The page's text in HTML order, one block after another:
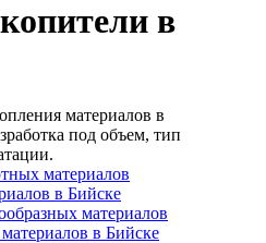
в
материалов в
под объем, тип
в Бийске
в Бийске